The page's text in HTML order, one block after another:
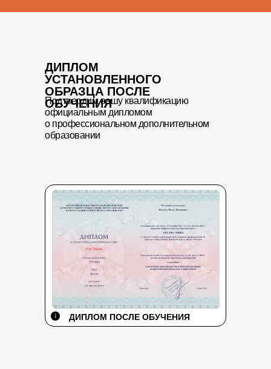
ДИПЛОМ
УСТАНОВЛЕННОГО
ОБРАЗЦА ПОСЛЕ
ОБУЧЕНИЯ
Подтвердим вашу квалификацию
официальным дипломом
о профессиональном дополнительном
образовании
ДИПЛОМ ПОСЛЕ ОБУЧЕНИЯ